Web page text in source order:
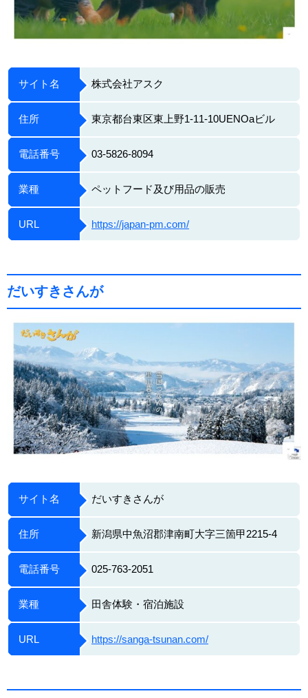
サイト名 株式会社アスク
住所 東京都台東区東上野1-11-10UENOaビル
電話番号 03-5826-8094
業種 ペットフード及び用品の販売
URL https://japan-pm.com/
だいすきさんが
サイト名 だいすきさんが
住所 新潟県中魚沼郡津南町大字三箇甲2215-4
電話番号 025-763-2051
業種 田舎体験・宿泊施設
URL https://sanga-tsunan.com/